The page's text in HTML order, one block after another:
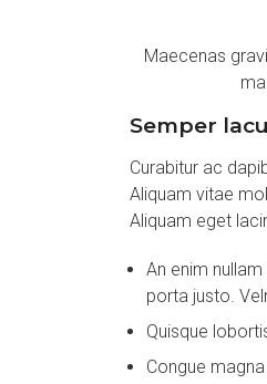
Maecenas
Semper
Curabitur ac
Aliquam vitae
Aliquam eget
An enim
porta justo.
Quisque
Congue